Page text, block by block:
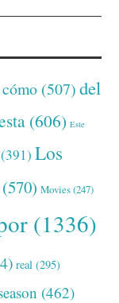
cómo (507) del
(606) Este
(391) Los
(570) Movies(247)
(1336)
real (295)
(462)